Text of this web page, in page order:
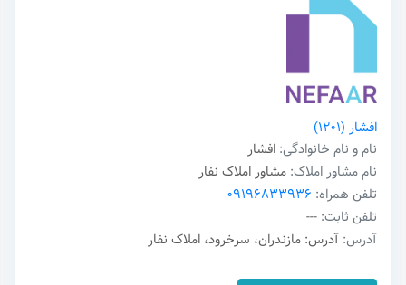
افشار (1201)
نام و نام خانوادگی: افشار
نام مشاور املاک: مشاور املاک نفار
تلفن همراه: 09196833936
تلفن ثابت: ---
آدرس: آدرس: مازندران، سرخرود، املاک نفار